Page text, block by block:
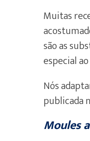
Muitas
são as
especial
Nós
publicada
Moules